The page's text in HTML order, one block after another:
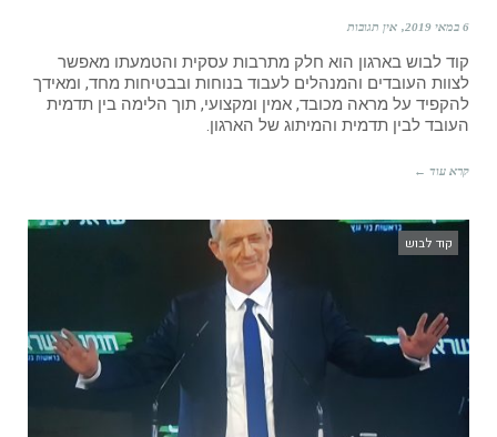
6 במאי 2019 אין תגובות
קוד לבוש בארגון הוא חלק מתרבות עסקית והטמעתו מאפשר
לצוות העובדים והמנהלים לעבוד בנוחות ובבטיחות מחד, ומאידך
להקפיד על מראה מכובד, אמין ומקצועי, תוך הלימה בין תדמית
העובד לבין תדמית והמיתוג של הארגון.
קרא עוד ←
קוד לבוש